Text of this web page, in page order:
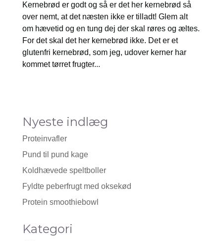
Kernebrød er godt og så er det her kernebrød så
over nemt, at det næsten ikke er tilladt! Glem alt
om hævetid og en tung dej der skal røres og æltes.
For det skal det her kernebrød ikke. Det er et
glutenfri kernebrød, som jeg, udover kerner har
kommet tørret frugter...
Nyeste indlæg
Proteinvafler
Pund til pund kage
Koldhævede speltboller
Fyldte peberfrugt med oksekød
Protein smoothiebowl
Kategori